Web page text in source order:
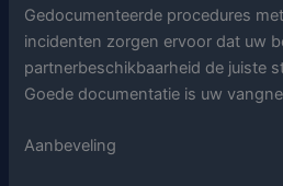
Gedocumenteerde procedures
incidenten zorgen ervoor dat uw
partnerbeschikbaarheid de juiste
Goede documentatie is uw
Aanbeveling